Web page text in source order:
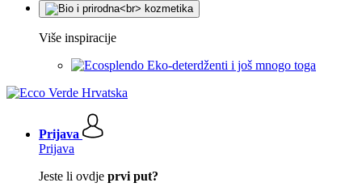
Više inspiracije
Eko-deterdženti i još mnogo toga
Prijava
Prijava
Jeste li ovdje prvi put?